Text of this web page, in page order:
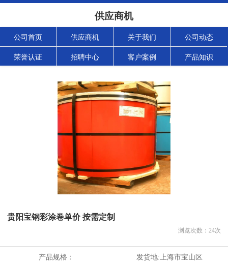
供应商机
公司首页 供应商机 关于我们 公司动态
荣誉认证 招聘中心 客户案例 产品知识
贵阳宝钢彩涂卷单价 按需定制
浏览次数： 24次
产品规格： 发货地: 上海市宝山区